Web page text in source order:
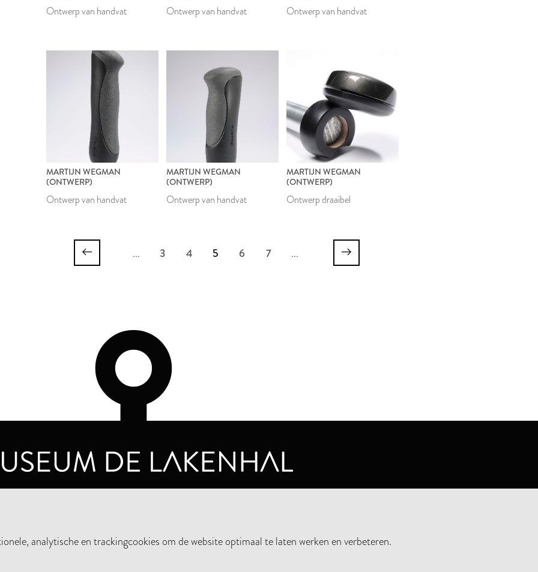
Ontwerp van handvat Ontwerp van handvat Ontwerp van handvat
MARTIJN WEGMAN
(ONTWERP)
Ontwerp van handvat
MARTIJN WEGMAN
(ONTWERP)
Ontwerp van handvat
MARTIJN WEGMAN
(ONTWERP)
Ontwerp draaibel
... 3 4 5 6 7 ...
analytische en trackingcookies om de website optimaal te laten werken en verbeteren.